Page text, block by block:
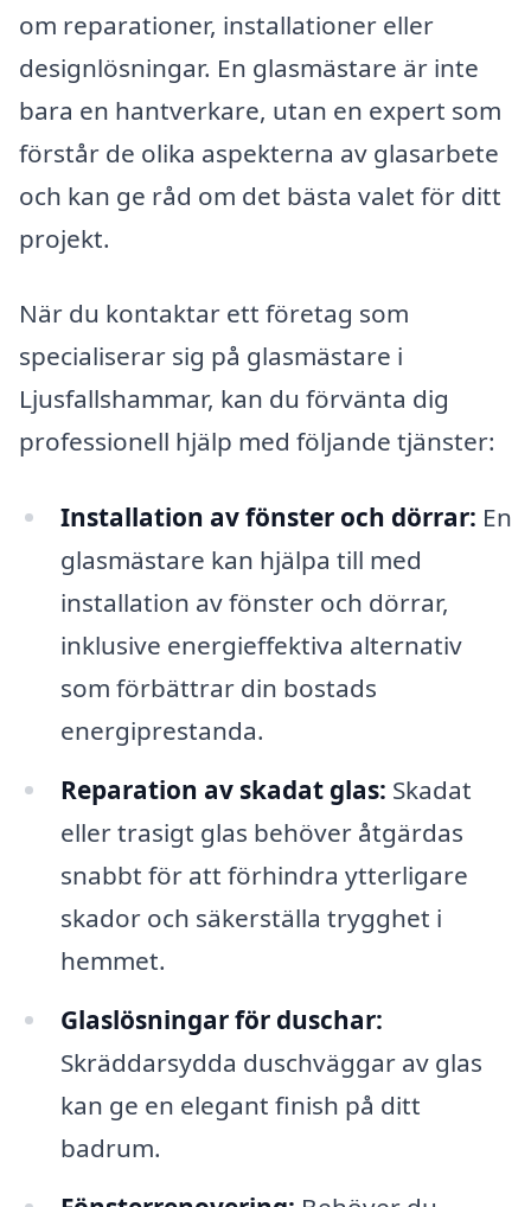
om reparationer, installationer eller
designlösningar. En glasmästare är inte
bara en hantverkare, utan en expert som
förstår de olika aspekterna av glasarbete
och kan ge råd om det bästa valet för ditt
projekt.
När du kontaktar ett företag som
specialiserar sig på glasmästare i
Ljusfallshammar, kan du förvänta dig
professionell hjälp med följande tjänster:
Installation av fönster och dörrar: En
glasmästare kan hjälpa till med
installation av fönster och dörrar,
inklusive energieffektiva alternativ
som förbättrar din bostads
energiprestanda.
Reparation av skadat glas: Skadat
eller trasigt glas behöver åtgärdas
snabbt för att förhindra ytterligare
skador och säkerställa trygghet i
hemmet.
Glaslösningar för duschar:
Skräddarsydda duschväggar av glas
kan ge en elegant finish på ditt
badrum.